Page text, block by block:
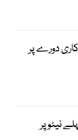
دورے پر
نیٹو پر